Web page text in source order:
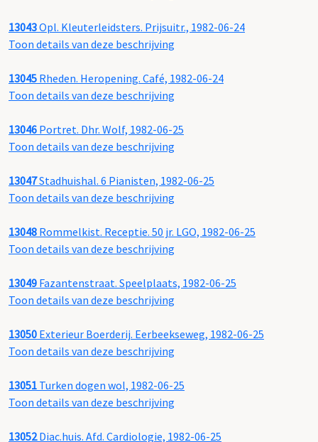
13043Opl. Kleuterleidsters. Prijsuitr., 1982-06-24
Toon details van deze beschrijving
13045 Rheden. Heropening. Café, 1982-06-24
Toon details van deze beschrijving
13046 Portret. Dhr. Wolf, 1982-06-25
Toon details van deze beschrijving
13047Stadhuishal. 6 Pianisten, 1982-06-25
Toon details van deze beschrijving
13048 Rommelkist. Receptie. 50 jr. LGO, 1982-06-25
Toon details van deze beschrijving
13049 Fazantenstraat. Speelplaats, 1982-06-25
Toon details van deze beschrijving
13050 Exterieur Boerderij. Eerbeekseweg, 1982-06-25
Toon details van deze beschrijving
13051 Turken dogen wol, 1982-06-25
Toon details van deze beschrijving
13052Diac.huis. Afd. Cardiologie, 1982-06-25